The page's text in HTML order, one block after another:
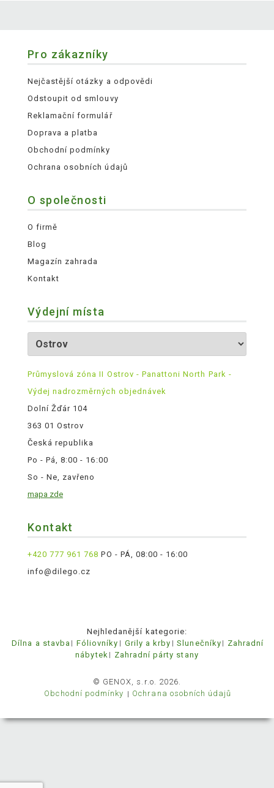
Pro zákazníky
Nejčastější otázky a odpovědi
Odstoupit od smlouvy
Reklamační formulář
Doprava a platba
Obchodní podmínky
Ochrana osobních údajů
O společnosti
O firmě
Blog
Magazín zahrada
Kontakt
Výdejní místa
Průmyslová zóna II Ostrov - Panattoni North Park -
Výdej nadrozměrných objednávek
Dolní Žďár 104
363 01 Ostrov
Česká republika
Po - Pá, 8:00 - 16:00
So - Ne, zavřeno
mapa zde
Kontakt
+420 777 961 768 PO - PÁ, 08:00 - 16:00
info@dilego.cz
Nejhledanější kategorie:
Dílna a stavba
Fóliovníky Grily a krby Slunečníky
Zahradní
nábytek
Zahradní párty stany
© GENOX, s.r.o. 2026.
Obchodní podmínky
Ochrana osobních údajů